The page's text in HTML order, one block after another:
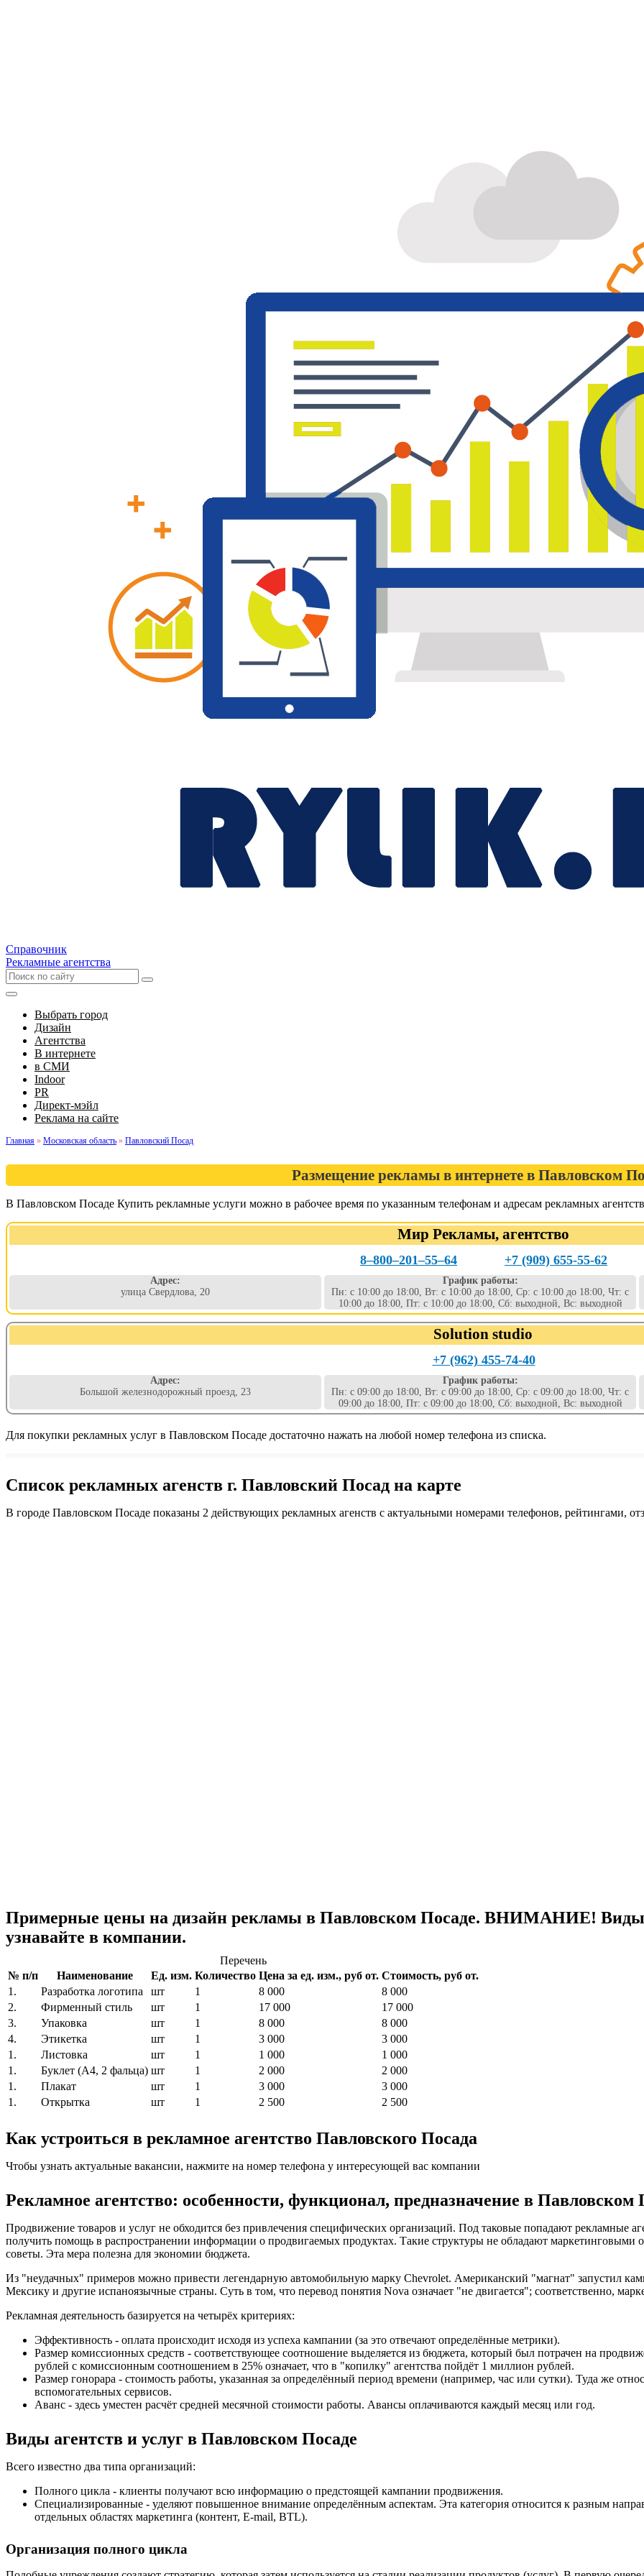
Справочник
Рекламные агентства
Выбрать город
Дизайн
Агентства
В интернете
в СМИ
Indoor
PR
Директ-мэйл
Реклама на сайте
Главная » Московская область » Павловский Посад
Размещение рекламы в интернете в Павловском
В Павловском Посаде Купить рекламные услуги можно в рабочее время по указанным телефонам и адресам рекламных
Мир Рекламы, агентство
8‒800‒201‒55‒64 +7 (909) 655-55-62
Адрес:
улица Свердлова, 20
График работы:
Пн: с 10:00 до 18:00, Вт: с 10:00 до 18:00, Ср: с 10:00 до 18:00, Чт: с
10:00 до 18:00, Пт: с 10:00 до 18:00, Сб: выходной, Вс: выходной
Solution studio
+7 (962) 455-74-40
Адрес:
Большой железнодорожный проезд, 23
График работы:
Пн: с 09:00 до 18:00, Вт: с 09:00 до 18:00, Ср: с 09:00 до 18:00, Чт: с
09:00 до 18:00, Пт: с 09:00 до 18:00, Сб: выходной, Вс: выходной
Для покупки рекламных услуг в Павловском Посаде достаточно нажать на любой номер телефона из списка.
Список рекламных агенств г. Павловский Посад на карте
В городе Павловском Посаде показаны 2 действующих рекламных агенств с актуальными номерами телефонов, рейтингами,
Примерные цены на дизайн рекламы в Павловском Посаде. ВНИМАНИЕ! Виды
узнавайте в компании.
Перечень
№ п/п
Наименование Ед. изм. Количество Цена за ед. изм., руб от. Стоимость, руб от.
1.
Разработка логотипа шт 1 8 000
8 000
2.
Фирменный стиль шт 1 17 000
17 000
3.
Упаковка шт 1 8 000
8 000
4.
Этикетка шт 1 3 000
3 000
1.
Листовка шт 1 1 000
1 000
1.
Буклет (A4, 2 фальца) шт 1 2 000
2 000
1.
Плакат шт 1 3 000
3 000
1.
Открытка шт 1 2 500 2 500
Как устроиться в рекламное агентство Павловского Посада
Чтобы узнать актуальные вакансии, нажмите на номер телефона у интересующей вас компании
Рекламное агентство: особенности, функционал, предназначение в Павловском
Продвижение товаров и услуг не обходится без привлечения специфических организаций. Под таковые попадают рекламные
получить помощь в распространении информации о продвигаемых продуктах. Такие структуры не обладают маркетинговыми
советы. Эта мера полезна для экономии бюджета.
Из "неудачных" примеров можно привести легендарную автомобильную марку Chevrolet. Американский "магнат" запустил
Мексику и другие испаноязычные страны. Суть в том, что перевод понятия Nova означает "не двигается"; соответственно,
Рекламная деятельность базируется на четырёх критериях:
Эффективность - оплата происходит исходя из успеха кампании (за это отвечают определённые метрики).
Размер комиссионных средств - соответствующее соотношение выделяется из бюджета, который был потрачен на
рублей с комиссионным соотношением в 25% означает, что в "копилку" агентства пойдёт 1 миллион рублей.
Размер гонорара - стоимость работы, указанная за определённый период времени (например, час или сутки). Туда же
вспомогательных сервисов.
Аванс - здесь уместен расчёт средней месячной стоимости работы. Авансы оплачиваются каждый месяц или год.
Виды агентств и услуг в Павловском Посаде
Всего известно два типа организаций:
Полного цикла - клиенты получают всю информацию о предстоящей кампании продвижения.
Специализированные - уделяют повышенное внимание определённым аспектам. Эта категория относится к разным
отдельных областях маркетинга (контент, E-mail, BTL).
Организация полного цикла